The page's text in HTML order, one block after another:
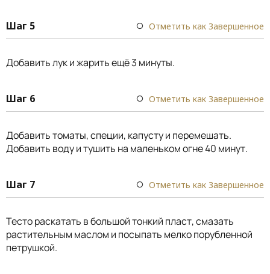
Шаг 5 Отметить как Завершенное
Добавить лук и жарить ещё 3 минуты.
Шаг 6 Отметить как Завершенное
Добавить томаты, специи, капусту и перемешать.
Добавить воду и тушить на маленьком огне 40 минут.
Шаг 7 Отметить как Завершенное
Тесто раскатать в большой тонкий пласт, смазать
растительным маслом и посыпать мелко порубленной
петрушкой.